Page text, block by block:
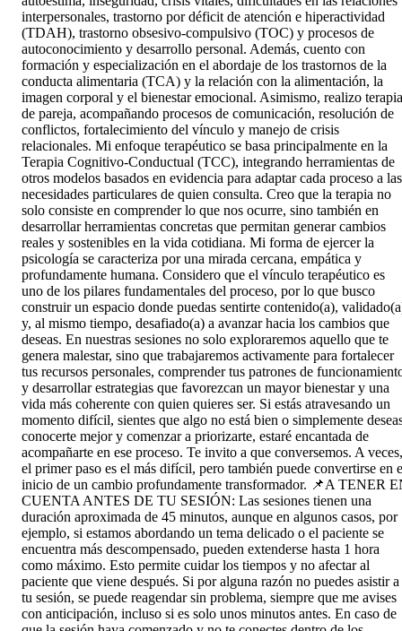
interpersonales, trastorno por déficit de atención e hiperactividad
(TDAH), trastorno obsesivo-compulsivo (TOC) y procesos de
autoconocimiento y desarrollo personal. Además, cuento con
formación y especialización en el abordaje de los trastornos de la
conducta alimentaria (TCA) y la relación con la alimentación, la
imagen corporal y el bienestar emocional. Asimismo, realizo terapia
de pareja, acompañando procesos de comunicación, resolución de
conflictos, fortalecimiento del vínculo y manejo de crisis
relacionales. Mi enfoque terapéutico se basa principalmente en la
Terapia Cognitivo-Conductual (TCC), integrando herramientas de
otros modelos basados en evidencia para adaptar cada proceso a las
necesidades particulares de quien consulta. Creo que la terapia no
solo consiste en comprender lo que nos ocurre, sino también en
desarrollar herramientas concretas que permitan generar cambios
reales y sostenibles en la vida cotidiana. Mi forma de ejercer la
psicología se caracteriza por una mirada cercana, empática y
profundamente humana. Considero que el vínculo terapéutico es
uno de los pilares fundamentales del proceso, por lo que busco
construir un espacio donde puedas sentirte contenido(a),
y, al mismo tiempo, desafiado(a) a avanzar hacia los cambios que
deseas. En nuestras sesiones no solo exploraremos aquello que te
genera malestar, sino que trabajaremos activamente para fortalecer
tus recursos personales, comprender tus patrones de
y desarrollar estrategias que favorezcan un mayor bienestar y una
vida más coherente con quien quieres ser. Si estás atravesando un
momento difícil, sientes que algo no está bien o simplemente
conocerte mejor y comenzar a priorizarte, estaré encantada de
acompañarte en ese proceso. Te invito a que conversemos. A veces,
el primer paso es el más difícil, pero también puede convertirse en
inicio de un cambio profundamente transformador. 📌A TENER
CUENTA ANTES DE TU SESIÓN: Las sesiones tienen una
duración aproximada de 45 minutos, aunque en algunos casos, por
ejemplo, si estamos abordando un tema delicado o el paciente se
encuentra más descompensado, pueden extenderse hasta 1 hora
como máximo. Esto permite cuidar los tiempos y no afectar al
paciente que viene después. Si por alguna razón no puedes asistir a
tu sesión, se puede reagendar sin problema, siempre que me avises
con anticipación, incluso si es solo unos minutos antes. En caso de